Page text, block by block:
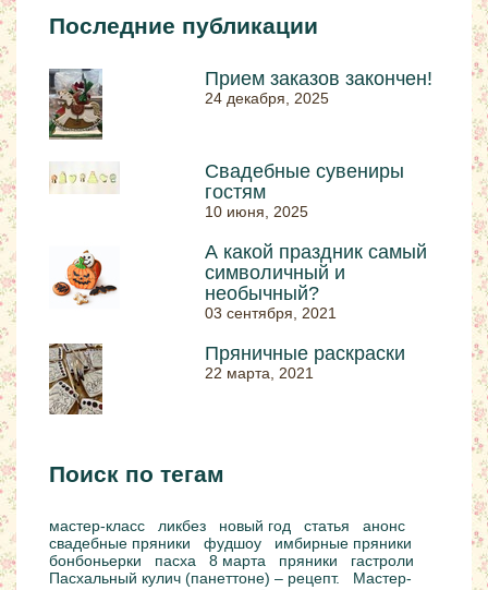
Последние публикации
Прием заказов закончен!
24 декабря, 2025
Свадебные сувениры
гостям
10 июня, 2025
А какой праздник самый
символичный и
необычный?
03 сентября, 2021
Пряничные раскраски
22 марта, 2021
Поиск по тегам
мастер-класс ликбез новый год статья
анонс
свадебные пряники
фудшоу
имбирные пряники
бонбоньерки
пасха 8 марта пряники
гастроли
Пасхальный кулич (панеттоне) – рецепт.
Мастер-